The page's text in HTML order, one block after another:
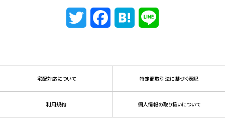
Twitter FacebookHatena
宅配対応について 特定商取引法に基づく表記
利用規約 個人情報の取り扱いについて